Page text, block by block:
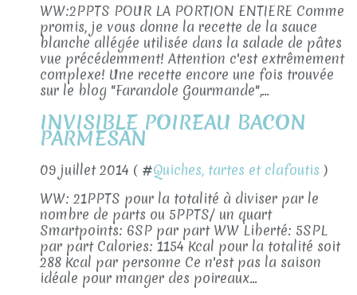
WW:2PPTS POUR LA PORTION ENTIERE Comme
promis, je vous donne la recette de la sauce
blanche allégée utilisée dans la salade de pâtes
vue précédemment! Attention c'est extrêmement
complexe! Une recette encore une fois trouvée
sur le blog "Farandole Gourmande",...
INVISIBLE POIREAU BACON
PARMESAN
09 juillet 2014 ( #Quiches, tartes et clafoutis )
WW: 21PPTS pour la totalité à diviser par le
nombre de parts ou 5PPTS/ un quart
Smartpoints: 6SP par part WW Liberté: 5SPL
par part Calories: 1154 Kcal pour la totalité soit
288 Kcal par personne Ce n'est pas la saison
idéale pour manger des poireaux...